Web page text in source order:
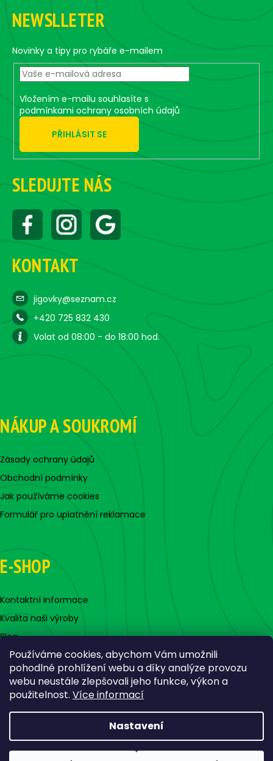
Používáme cookies, abychom Vám umožnili
pohodlné prohlížení webu a díky analýze provozu
webu neustále zlepšovali jeho funkce, výkon a
použitelnost. Více informací
Nastavení
e
ČEBURAŠKA
STANDUP
-
5,5
G
NEWSLLETER
Novinky a tipy pro rybáře e-mailem
Vložením e-mailu souhlasíte s
podmínkami ochrany osobních údajů
PŘIHLÁSIT SE
SLEDUJTE NÁS
KONTAKT
jigovky@seznam.cz
+420 725 832 430
Volat od 08:00 - do 18:00 hod.
NÁKUP A SOUKROMÍ
Zásady ochrany údajů
Obchodní podmínky
Jak používáme cookies
Formulář pro uplatnění reklamace
E-SHOP
Kontaktní informace
Kvalita naši výroby
Blog
Copyright 2026Jigovky.cz. Všechna práva vyhrazena.